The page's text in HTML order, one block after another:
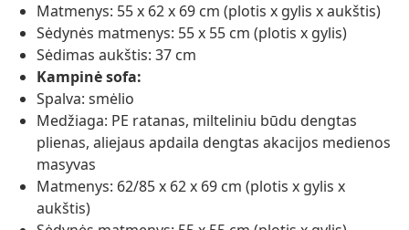
Matmenys: 55 x 62 x 69 cm (plotis x gylis x aukštis)
Sėdynės matmenys: 55 x 55 cm (plotis x gylis)
Sėdimas aukštis: 37 cm
Kampinė sofa:
Spalva: smėlio
Medžiaga: PE ratanas, milteliniu būdu dengtas
plienas, aliejaus apdaila dengtas akacijos medienos
masyvas
Matmenys: 62/85 x 62 x 69 cm (plotis x gylis x
aukštis)